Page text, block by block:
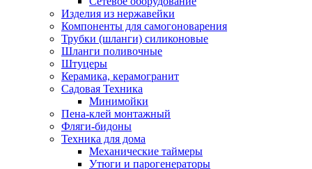
Изделия из нержавейки
Компоненты для самогоноварения
Трубки (шланги) силиконовые
Шланги поливочные
Штуцеры
Керамика, керамогранит
Садовая Техника
Минимойки
Пена-клей монтажный
Фляги-бидоны
Техника для дома
Механические таймеры
Утюги и парогенераторы